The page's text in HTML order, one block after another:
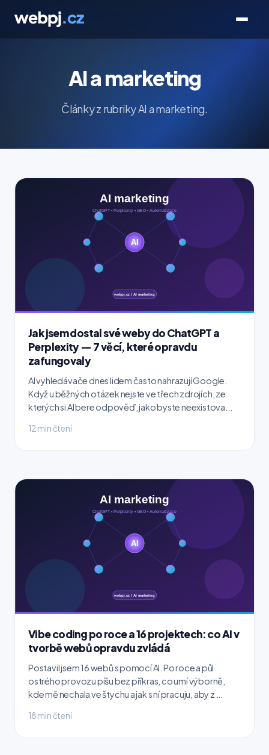
AI a marketing
Články z rubriky AI a marketing.
Jak jsem dostal své weby do ChatGPT a
Perplexity — 7 věcí, které opravdu
zafungovaly
AI vyhledávače dnes lidem často nahrazují Google.
Když u běžných otázek nejste ve třech zdrojích, ze
kterých si AI bere odpověď, jako byste neexistova...
12 min čtení
Vibe coding po roce a 16 projektech: co AI v
tvorbě webů opravdu zvládá
Postavil jsem 16 webů s pomocí AI. Po roce a půl
ostrého provozu píšu bez příkras, co umí výborně,
kde mě nechala ve štychu a jak s ní pracuju, aby z ...
18 min čtení